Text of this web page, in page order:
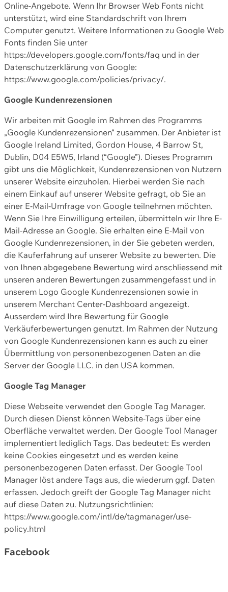
Online-Angebote. Wenn Ihr Browser Web Fonts nicht
unterstützt, wird eine Standardschrift von Ihrem
Computer genutzt. Weitere Informationen zu Google Web
Fonts finden Sie unter
https://developers.google.com/fonts/faq und in der
Datenschutzerklärung von Google:
https://www.google.com/policies/privacy/.
Google Kundenrezensionen
Wir arbeiten mit Google im Rahmen des Programms
„Google Kundenrezensionen“ zusammen. Der Anbieter ist
Google Ireland Limited, Gordon House, 4 Barrow St,
Dublin, D04 E5W5, Irland (“Google”). Dieses Programm
gibt uns die Möglichkeit, Kundenrezensionen von Nutzern
unserer Website einzuholen. Hierbei werden Sie nach
einem Einkauf auf unserer Website gefragt, ob Sie an
einer E-Mail-Umfrage von Google teilnehmen möchten.
Wenn Sie Ihre Einwilligung erteilen, übermitteln wir Ihre E-
Mail-Adresse an Google. Sie erhalten eine E-Mail von
Google Kundenrezensionen, in der Sie gebeten werden,
die Kauferfahrung auf unserer Website zu bewerten. Die
von Ihnen abgegebene Bewertung wird anschliessend mit
unseren anderen Bewertungen zusammengefasst und in
unserem Logo Google Kundenrezensionen sowie in
unserem Merchant Center-Dashboard angezeigt.
Ausserdem wird Ihre Bewertung für Google
Verkäuferbewertungen genutzt. Im Rahmen der Nutzung
von Google Kundenrezensionen kann es auch zu einer
Übermittlung von personenbezogenen Daten an die
Server der Google LLC. in den USA kommen.
Google Tag Manager
Diese Webseite verwendet den Google Tag Manager.
Durch diesen Dienst können Website-Tags über eine
Oberfläche verwaltet werden. Der Google Tool Manager
implementiert lediglich Tags. Das bedeutet: Es werden
keine Cookies eingesetzt und es werden keine
personenbezogenen Daten erfasst. Der Google Tool
Manager löst andere Tags aus, die wiederum ggf. Daten
erfassen. Jedoch greift der Google Tag Manager nicht
auf diese Daten zu. Nutzungsrichtlinien:
https://www.google.com/intl/de/tagmanager/use-
policy.html
Facebook